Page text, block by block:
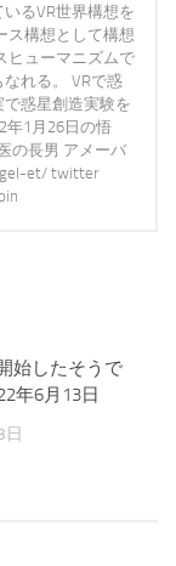
るVR世界構想を
構想として構想
ヒューマニズムで
れる。 VRで惑
惑星創造実験を
年1月26日の悟
の長男 アメーバ
et/ twitter
始したそうで
年6月13日